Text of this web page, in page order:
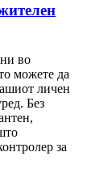
во
можете да
личен
Без
за